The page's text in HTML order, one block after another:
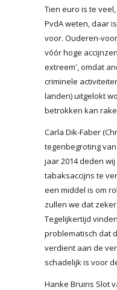
Tien euro is te
PvdA weten, daar
voor. Ouderen-
vóór hoge
extreem', omdat
criminele
landen) uitgelokt
betrokken kan
Carla Dik-Faber
tegenbegroting
jaar 2014 deden
tabaksaccijns te
een middel is om
zullen we dat
Tegelijkertijd
problematisch dat
verdient aan de
schadelijk is voor
Hanke Bruins Slot